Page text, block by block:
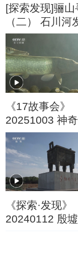
[探索发现]骊山
（二） 石川河
皇陵石刻
《17故事会》
20251003 神
在哪里 动物凶
《探索·发现》
20240112 殷墟